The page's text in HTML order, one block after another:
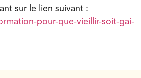
sur le lien suivant :
pour-que-vieillir-soit-gai-